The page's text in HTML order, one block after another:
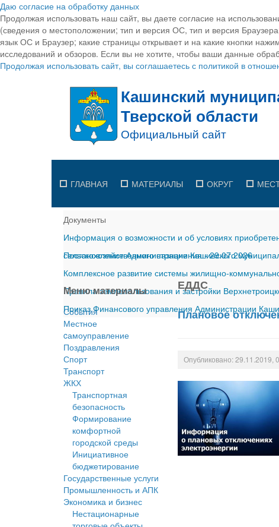
Даю согласие на обработку данных
Продолжая использовать наш сайт, вы даете согласие на
(сведения о местоположении; тип и версия ОС, тип и версия
язык ОС и Браузер; какие страницы открывает и на какие кнопки
исследований и обзоров. Если вы не хотите, чтобы ваши данные
Продолжая использовать сайт, вы соглашаетесь с политикой в
ГЛАВНАЯ МАТЕРИАЛЫ ОКРУГ
Документы
Информация о возможности и об условиях
сельскохозяйственного назначения-29.07.2026
Постановление Администрации Кашинского
Комплексное развитие системы жилищно-
Правила землепользования и застройки
Приказ Финансового управления Администрации
Меню материалы
События
Местное
cамоуправление
Поздравления
Спорт
Транспорт
ЖКХ
Транспортная
безопасность
Формирование
комфортной
городской среды
Инициативное
бюджетирование
Государственные услуги
Промышленность и АПК
Экономика и бизнес
Нестационарные
ЕДДС
Плановое
Опубликовано: 29.11.2019,